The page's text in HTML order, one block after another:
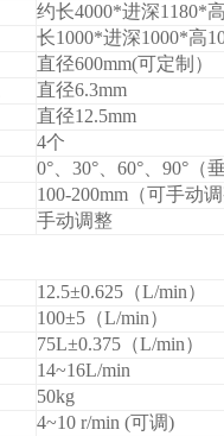
约长4000*进深1180*
长1000*进深1000*高
直径600mm(可定制）
直径6.3mm
直径12.5mm
4个
0°、30°、60°、90°（
100-200mm（可手动调
手动调整
12.5±0.625（L/min）
100±5（L/min）
75L±0.375（L/min）
14~16L/min
50kg
4~10 r/min (可调)